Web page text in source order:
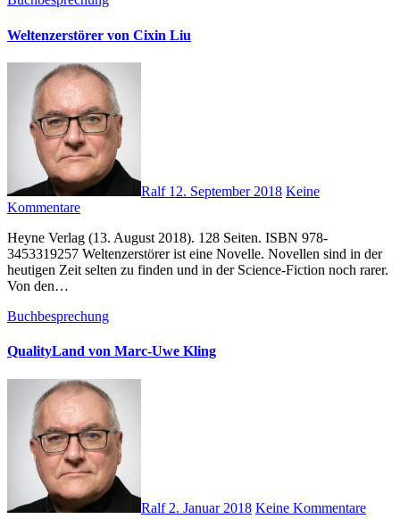
Weltenzerstörer von Cixin Liu
Ralf 12. September 2018 Keine
Kommentare
Heyne Verlag (13. August 2018). 128 Seiten. ISBN 978-
3453319257 Weltenzerstörer ist eine Novelle. Novellen sind in der
heutigen Zeit selten zu finden und in der Science-Fiction noch rarer.
Von den…
Buchbesprechung
QualityLand von Marc-Uwe Kling
Ralf 2. Januar 2018 Keine Kommentare